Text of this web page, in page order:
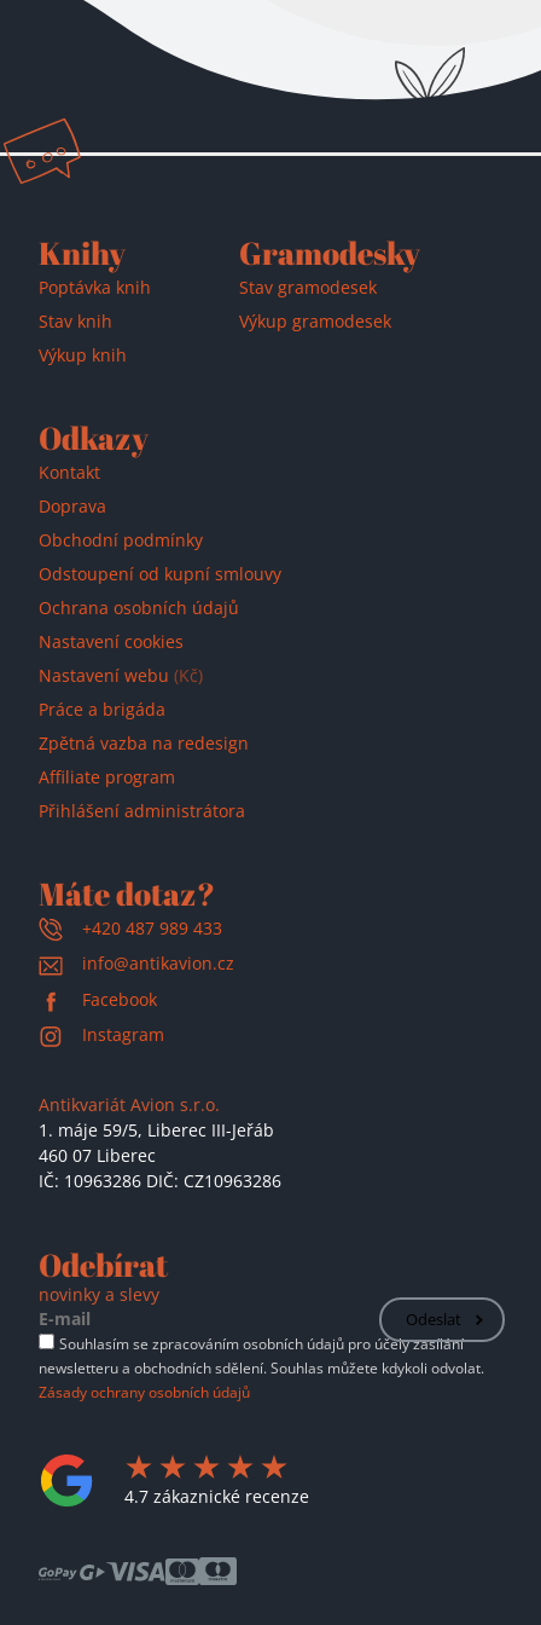
Přidáno do košíku!
Knihy
Poptávka knih
Stav knih
Výkup knih
Gramodesky
Stav gramodesek
Výkup gramodesek
Odkazy
Kontakt
Doprava
Obchodní podmínky
Odstoupení od kupní smlouvy
Ochrana osobních údajů
Nastavení cookies
Nastavení webu (Kč)
Práce a brigáda
Zpětná vazba na redesign
Affiliate program
Přihlášení administrátora
Máte dotaz?
+420 487 989 433
info@antikavion.cz
Facebook
Instagram
Antikvariát Avion s.r.o.
1. máje 59/5, Liberec III-Jeřáb
460 07 Liberec
IČ: 10963286 DIČ: CZ10963286
Odebírat
novinky a slevy
Odeslat
Souhlasím se zpracováním osobních údajů pro účely zasílání
newsletteru a obchodních sdělení. Souhlas můžete kdykoli odvolat.
Zásady ochrany osobních údajů
4.7 zákaznické recenze